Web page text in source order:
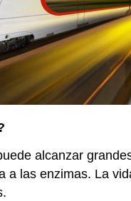
alcanzar
a las enzimas. La